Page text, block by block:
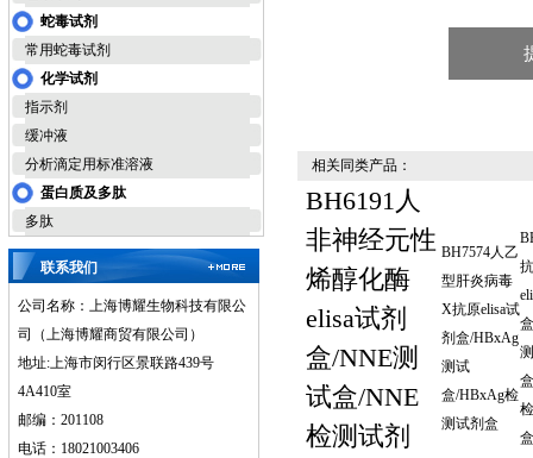
蛇毒试剂
常用蛇毒试剂
化学试剂
指示剂
缓冲液
分析滴定用标准溶液
蛋白质及多肽
多肽
联系我们
公司名称：上海博耀生物科技有限公
司（上海博耀商贸有限公司）
地址:上海市闵行区景联路439号
4A410室
邮编：201108
电话：18021003406
相关同类产品：
BH6191人
非神经元性
烯醇化酶
elisa试剂
盒/NNE测
试盒/NNE
检测试剂
BH7574人乙
型肝炎病毒
X抗原elisa试
剂盒/HBxAg
测试
盒/HBxAg检
测试剂盒
盒